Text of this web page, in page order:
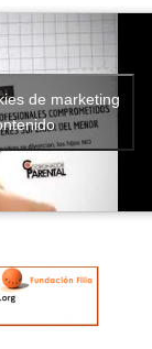
de marketing